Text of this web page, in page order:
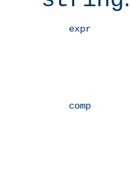
expr
comp